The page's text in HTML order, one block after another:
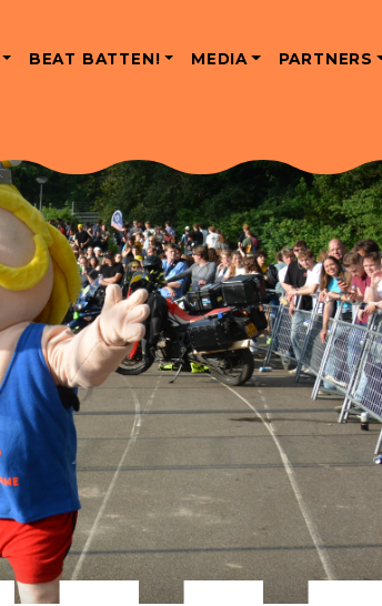
BEAT BATTEN! MEDIA PARTNERS